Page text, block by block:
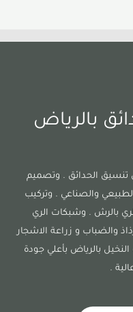
بالرياض
الحدائق . وتصميم
والصناعي . وتركيب
بالرش . وشبكات الري
والضباب و زراعة الاشجار
بالرياض بأعلي جودة
.